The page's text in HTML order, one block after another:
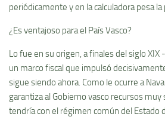
periódicamente y en la calculadora pesa la
¿Es ventajoso para el Paí­s Vasco?
Lo fue en su origen, a finales del siglo XIX
un marco fiscal que impulsó
sigue siendo ahora. Como le ocurre a
garantiza al Gobierno vasco recursos
tendrí­a con el régimen común del Estado